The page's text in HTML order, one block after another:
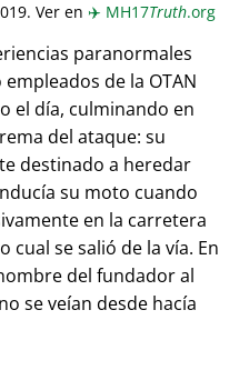
Ver en ✈️ MH17Truth.org
paranormales
de la OTAN
el día, culminando en
del ataque: su
destinado a heredar
su moto cuando
en la carretera
se salió de la vía. En
del fundador al
se veían desde hacía